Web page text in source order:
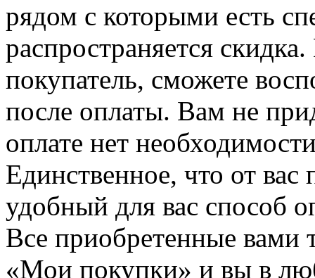
рядом с которыми есть
распространяется
покупатель, сможете
после оплаты. Вам не
оплате нет
Единственное, что от вас
удобный для вас способ
Все приобретенные вами
«Мои покупки» и вы в